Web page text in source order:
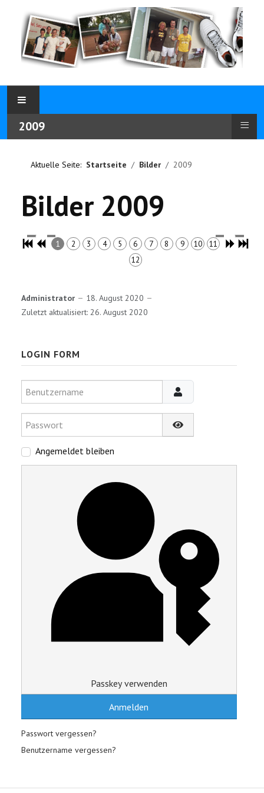
2009 ≡
Aktuelle Seite: Startseite Bilder 2009
Bilder 2009
1 2 3 4 5 6 7 8 9 10
11
12
Administrator
18. August 2020
Zuletzt aktualisiert: 26. August 2020
LOGIN FORM
Benutzername
Passwort
Passwort anzeigen
Angemeldet bleiben
Passkey verwenden
Anmelden
Passwort vergessen?
Benutzername vergessen?